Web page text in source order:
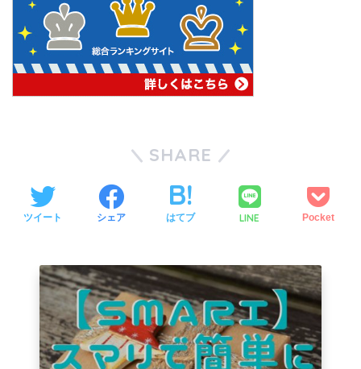
SHARE
ツイート シェア はてブ LINE Pocket